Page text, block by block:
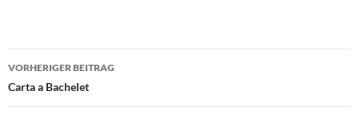
Beitragsnavigation
VORHERIGER BEITRAG
Carta a Bachelet